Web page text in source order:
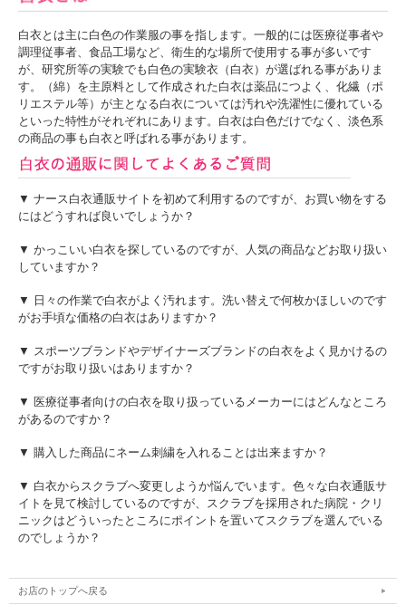
アクティブシリーズ スーパーエアーバージョンに帯電防止機能をプラス！
静電気の発生を抑える導電性の高い帯電防止材をソールラバーに配合。
■優しさいっぱいで、快適。疲れにくい。
いつまでも快適に履いていただけるように、３Ｅタイプのゆったり新設計。また、
足のカタチに近いオブリックラストの採用で、足が靴の中で自然に収まり締め付け
メッシュ状のインソールなので、優れた通気性がインソールの表面を常にドライな
状態に保ち、ベンチレーションソールの特性を最大限に引き出します。
■バージョンアップした「ベンチレーションソール」
ソールサイドの５本の通気孔が、踏込み時の力で空気の循環を促進し、靴内のこも
化を実現しました。
■新採用の「エアーバッグソール」
エアークッションの新採用で、地面からの衝撃を緩和するので、踵からしっかりと
着地でき、体重移動バランスを崩さずに歩行できるので、足・膝・腰への負担を大
幅に軽減します。
白衣とは主に白色の作業服の事を指します。一般的には医療従事者や
調理従事者、食品工場など、衛生的な場所で使用する事が多いです
が、研究所等の実験でも白色の実験衣（白衣）が選ばれる事がありま
す。（綿）を主原料として作成された白衣は薬品につよく、化繊（ポ
リエステル等）が主となる白衣については汚れや洗濯性に優れている
といった特性がそれぞれにあります。白衣は白色だけでなく、淡色系
の商品の事も白衣と呼ばれる事があります。
▼ ナース白衣通販サイトを初めて利用するのですが、お買い物をする
にはどうすれば良いでしょうか？
▼ かっこいい白衣を探しているのですが、人気の商品などお取り扱い
していますか？
▼ 日々の作業で白衣がよく汚れます。洗い替えで何枚かほしいのです
がお手頃な価格の白衣はありますか？
▼ スポーツブランドやデザイナーズブランドの白衣をよく見かけるの
ですがお取り扱いはありますか？
▼ 医療従事者向けの白衣を取り扱っているメーカーにはどんなところ
があるのですか？
▼ 購入した商品にネーム刺繍を入れることは出来ますか？
▼ 白衣からスクラブへ変更しようか悩んでいます。色々な白衣通販サ
イトを見て検討しているのですが、スクラブを採用された病院・クリ
ニックはどういったところにポイントを置いてスクラブを選んでいる
のでしょうか？
お店のトップへ戻る